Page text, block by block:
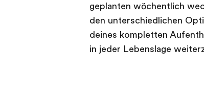
geplanten wöchentlich
den unterschiedlichen
deines kompletten
in jeder Lebenslage